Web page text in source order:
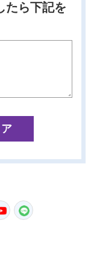
たら下記を
YouTube